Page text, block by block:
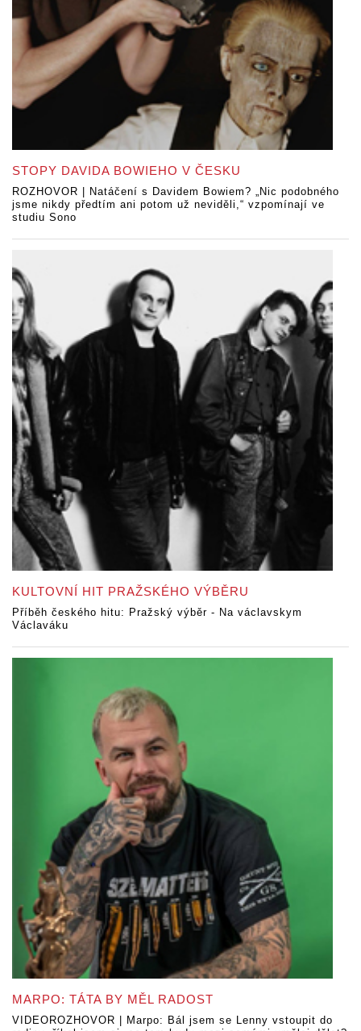
STOPY DAVIDA BOWIEHO V ČESKU
ROZHOVOR | Natáčení s Davidem Bowiem? „Nic podobného
jsme nikdy předtím ani potom už neviděli,“ vzpomínají ve
studiu Sono
KULTOVNÍ HIT PRAŽSKÉHO VÝBĚRU
Příběh českého hitu: Pražský výběr - Na václavskym
Václaváku
MARPO: TÁTA BY MĚL RADOST
VIDEOROZHOVOR | Marpo: Bál jsem se Lenny vstoupit do